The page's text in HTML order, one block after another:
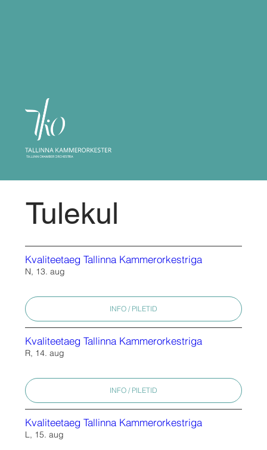
Tulekul
Kvaliteetaeg Tallinna Kammerorkestriga
N, 13. aug
INFO / PILETID
Kvaliteetaeg Tallinna Kammerorkestriga
R, 14. aug
INFO / PILETID
Kvaliteetaeg Tallinna Kammerorkestriga
L, 15. aug